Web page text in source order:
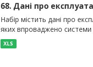
68. Дані про
Набір містить дані про
яких впроваджено
XLS